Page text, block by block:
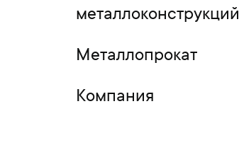
металлоконструкций
Металлопрокат
Компания